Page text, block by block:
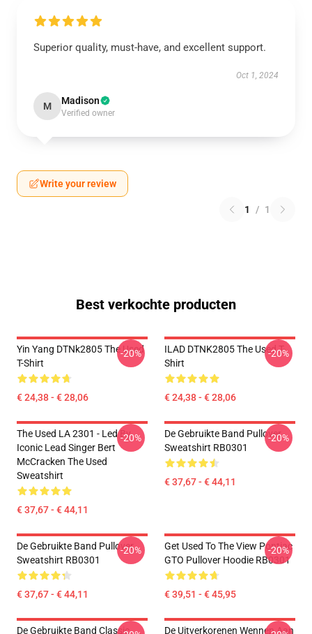
Superior quality, must-have, and excellent support.
Oct 1, 2024
M Madison
Verified owner
Write your review
1 / 1
Best verkochte producten
Yin Yang DTNk2805 The Used
T-Shirt
€ 24,38 - € 28,06
-20%
ILAD DTNK2805 The Used T-
Shirt
€ 24,38 - € 28,06
-20%
The Used LA 2301 - Led By
Iconic Lead Singer Bert
McCracken The Used
Sweatshirt
€ 37,67 - € 44,11
-20%
De Gebruikte Band Pullover
Sweatshirt RB0301
€ 37,67 - € 44,11
-20%
De Gebruikte Band Pullover
Sweatshirt RB0301
€ 37,67 - € 44,11
-20%
Get Used To The View Pontiac
GTO Pullover Hoodie RB0301
€ 39,51 - € 45,95
-20%
De Gebruikte Band Classic
De Uitverkorenen Wennen Aan